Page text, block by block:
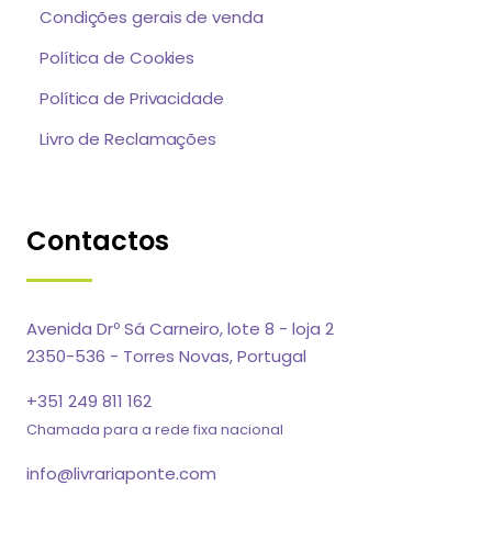
Condições gerais de venda
Política de Cookies
Política de Privacidade
Livro de Reclamações
Contactos
Avenida Drº Sá Carneiro, lote 8 - loja 2
2350-536 - Torres Novas, Portugal
+351 249 811 162
Chamada para a rede fixa nacional
info@livrariaponte.com